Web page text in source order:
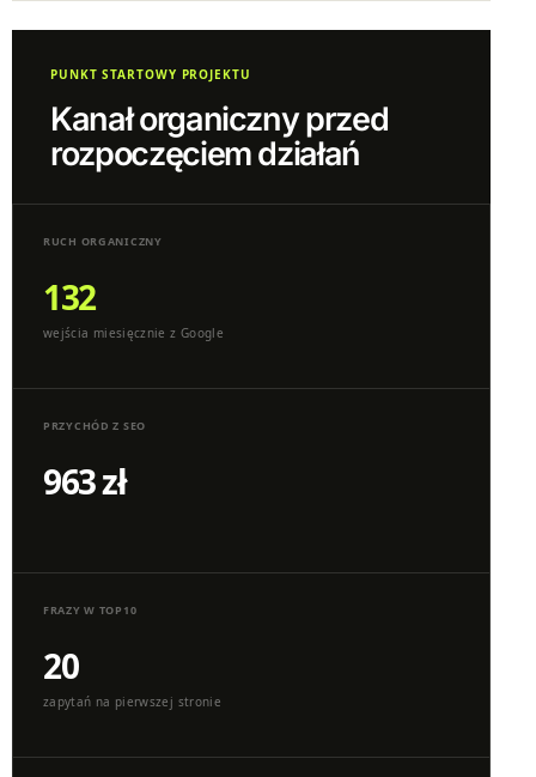
PUNKT STARTOWY PROJEKTU
Kanał organiczny przed
rozpoczęciem działań
RUCH ORGANICZNY
132
wejścia miesięcznie z Google
PRZYCHÓD Z SEO
963 zł
FRAZY W TOP10
20
zapytań na pierwszej stronie